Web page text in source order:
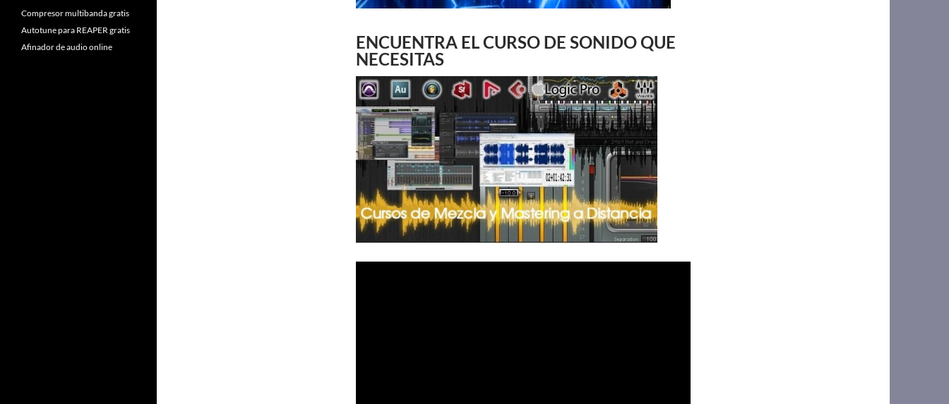
ENCUENTRA EL CURSO DE SONIDO QUE
NECESITAS
Compresor multibanda gratis
Autotune para REAPER gratis
Afinador de audio online